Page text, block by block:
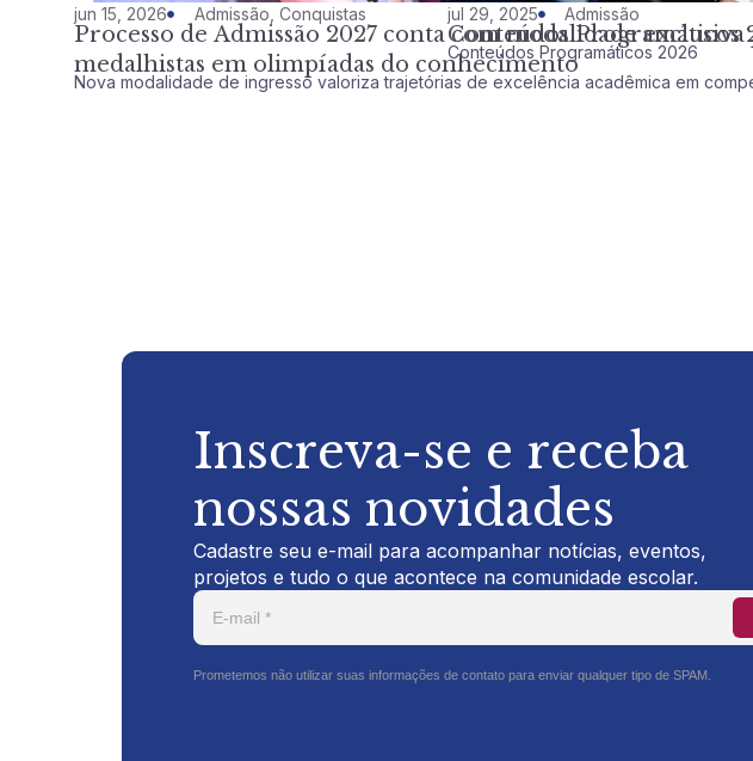
jun 15, 2026 Admissão Conquistas
Processo de Admissão 2027 conta com modalidade exclusiva
medalhistas em olimpíadas do conhecimento
Nova modalidade de ingresso valoriza trajetórias de excelência acadêmica em
jul 29, 2025 Admissão
Conteúdos Programáticos
Conteúdos Programáticos 2026
Inscreva-se e receba
nossas novidades
Cadastre seu e-mail para acompanhar notícias, eventos,
projetos e tudo o que acontece na comunidade escolar.
Prometemos não utilizar suas informações de contato para enviar qualquer tipo de SPAM.